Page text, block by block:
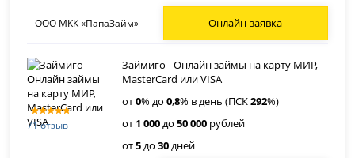
ООО МКК «ПапаЗайм» Онлайн-заявка
71 отзыв
Займиго - Онлайн займы на карту МИР,
MasterCard или VISA
от0% до0,8% в день (ПСК292%)
от 1 000до50 000 рублей
от5до30дней